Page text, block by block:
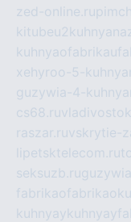
zed-online.ru
xehyroo-5-
guzywia-4-
cs68.ru
raszar.ruvskrytie-
lipetsktelecom.ru
seksuzb.ru